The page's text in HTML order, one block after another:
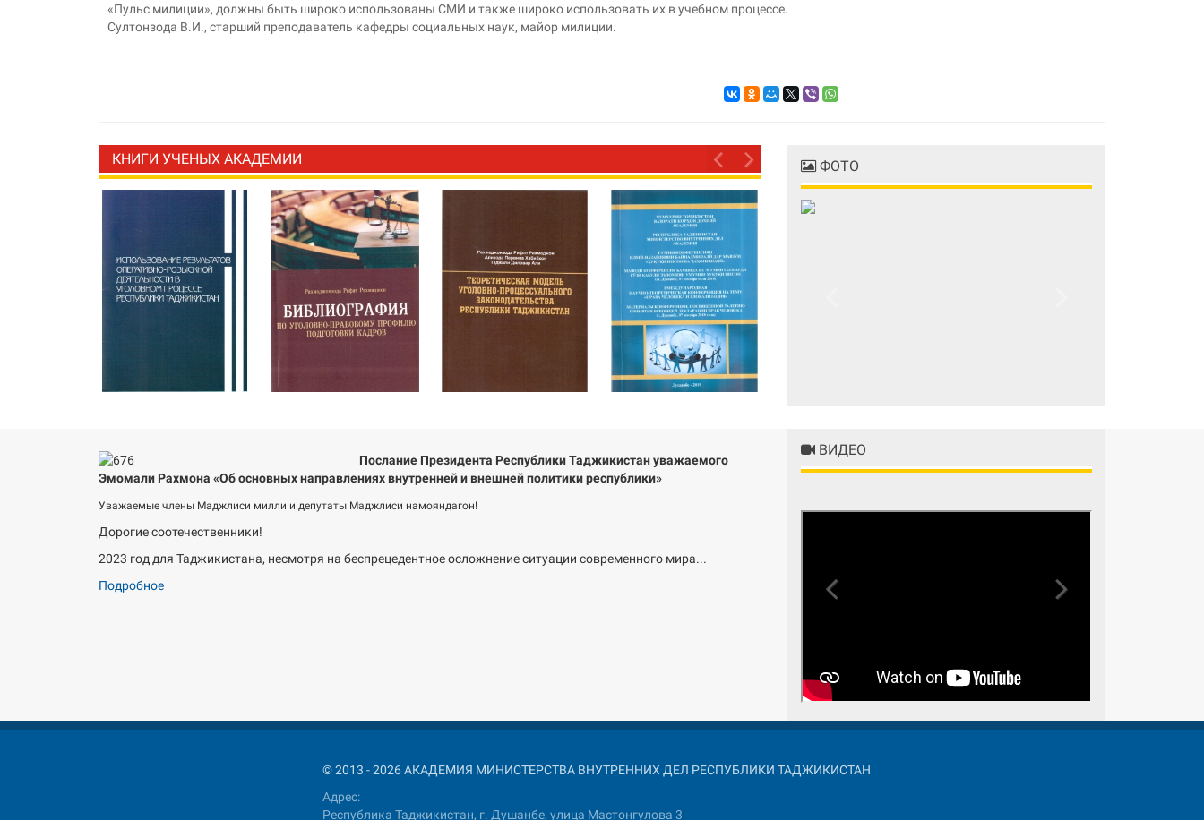
«Пульс милиции», должны быть широко использованы СМИ и также широко использовать их в учебном процессе.
Султонзода В.И., старший преподаватель кафедры социальных наук, майор милиции.
КНИГИ УЧЕНЫХ АКАДЕМИИ ФОТО
Послание Президента Республики Таджикистан уважаемого
Эмомали Рахмона «Об основных направлениях внутренней и внешней политики республики»
Уважаемые члены Маджлиси милли и депутаты Маджлиси намояндагон!
Дорогие соотечественники!
2023 год для Таджикистана, несмотря на беспрецедентное осложнение ситуации современного мира...
Подробное
ВИДЕО
© 2013 - 2026 АКАДЕМИЯ МИНИСТЕРСТВА ВНУТРЕННИХ ДЕЛ РЕСПУБЛИКИ ТАДЖИКИСТАН
Адрес:
Республика Таджикистан, г. Душанбе, улица Мастонгулова 3